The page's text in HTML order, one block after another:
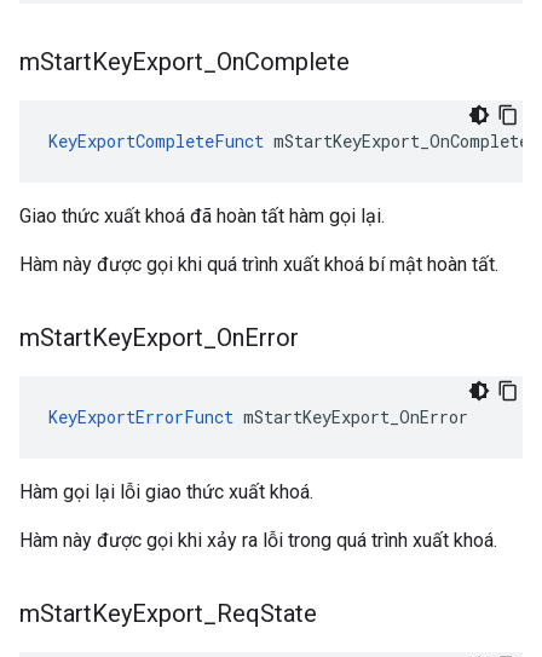
mStartKeyExport OnComplete
KeyExportCompleteFunct mStartKeyExport_OnComplete
Giao thức xuất khoá đã hoàn tất hàm gọi lại.
Hàm này được gọi khi quá trình xuất khoá bí mật hoàn tất.
mStartKeyExport OnError
KeyExportErrorFunct mStartKeyExport_OnError
Hàm gọi lại lỗi giao thức xuất khoá.
Hàm này được gọi khi xảy ra lỗi trong quá trình xuất khoá.
mStartKeyExport ReqState